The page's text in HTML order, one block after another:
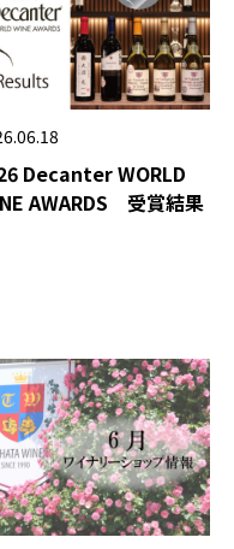
Decanter WORLD
AWARDS 受賞結果